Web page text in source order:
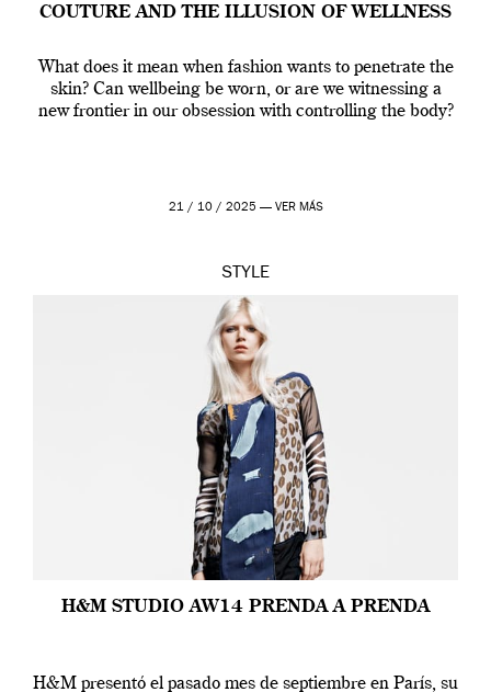
COUTURE AND THE ILLUSION OF WELLNESS
What does it mean when fashion wants to penetrate the
skin? Can wellbeing be worn, or are we witnessing a
new frontier in our obsession with controlling the body?
21 / 10 / 2025 — VER MÁS
STYLE
H&M STUDIO AW14 PRENDA A PRENDA
H&M presentó el pasado mes de septiembre en París, su